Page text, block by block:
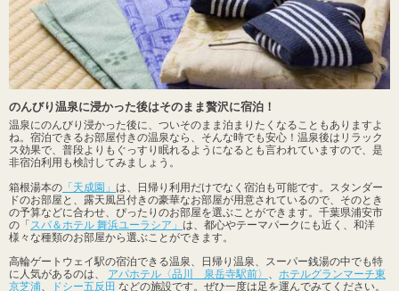
のんびり温泉に浸かった後はそのまま贅沢に宿泊！
温泉にのんびり浸かった後に、ついそのまま泊まりたくなることもありますよ
ね。宿泊できるお部屋付きの温泉なら、そんな時でも安心！温泉後はリラック
ス効果で、普段よりもぐっすり眠れるようになるとも言われていますので、是
非宿泊利用も検討してみましょう。
箱根湯本の 「天成園」 は、日帰り利用だけでなく宿泊も可能です。スタンダー
ドのお部屋と、露天風呂付きの豪華なお部屋が用意されているので、そのとき
の予算などに合わせ、ぴったりのお部屋を選ぶことができます。千葉県浦安市
の「スパ＆ホテル 舞浜ユーラシア」 は、都心やテーマパークにも近く、和洋
様々な種類のお部屋から選ぶことができます。
高輪ゲートウェイ駅の宿泊できる温泉、日帰り温泉、スーパー銭湯の中でも特
に人気があるのは、 アパホテル〈品川 泉岳寺駅前〉 、 ホテルグランマーチ東
京芝浦、 ドシー五反田 などの施設です。ぜひ一度は足を運んでみてください。